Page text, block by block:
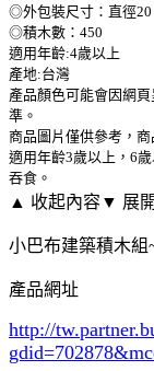
◎外包裝尺寸：直徑20
◎積木數：450
適用年齡:4歲以上
產地:台灣
產品顏色可能會因網
準。
商品圖片僅供參考，
適用年齡3歲以上，6
吞食。
▲ 收起內容▼ 展
小巴布建築積木組
產品網址
http://
gdid=702878